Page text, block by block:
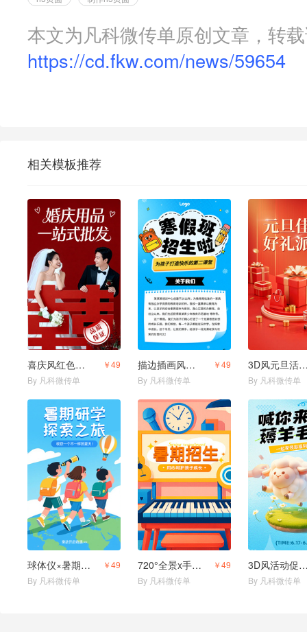
本文为凡科微传单原创文章，转
https://cd.fkw.com/news/59654
相关模板推荐
喜庆风红色婚庆用品结婚用品店
￥49
By 凡科微传单
描边插画风教育培训幼小衔接寒假班拼团生宣传
￥49
By 凡科微传单
3D风元旦
By 凡科微传单
球体仪×暑期研学活动邀请
￥49
By 凡科微传单
720°全景x手绘风暑期兴趣班招生宣传
￥49
By 凡科微传单
3D风活动
By 凡科微传单